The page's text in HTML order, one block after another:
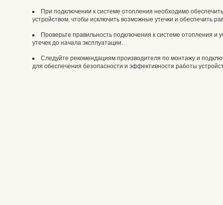
При подключении к системе отопления необходимо
устройством, чтобы исключить возможные утечки и обеспечить
Проверьте правильность подключения к системе отопления и
утечек до начала эксплуатации.
Следуйте рекомендациям производителя по монтажу и
для обеспечения безопасности и эффективности работы